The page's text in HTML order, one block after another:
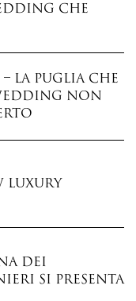
che
La Puglia che
non
Luxury
dei
si presenta